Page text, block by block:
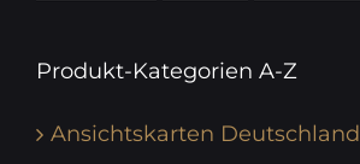
Produkt-Kategorien A-Z
Ansichtskarten Deutschland